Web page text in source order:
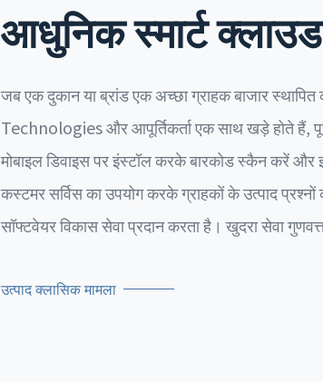
आधुनिक स्मार्ट
जब एक दुकान या ब्रांड एक अच्छा ग्राहक बाजार
Technologies और आपूर्तिकर्ता एक साथ खड़े होते हैं,
मोबाइल डिवाइस पर इंस्टॉल करके बारकोड स्कैन करें
कस्टमर सर्विस का उपयोग करके ग्राहकों के उत्पाद
सॉफ्टवेयर विकास सेवा प्रदान करता है। खुदरा सेवा
उत्पाद क्लासिक मामला